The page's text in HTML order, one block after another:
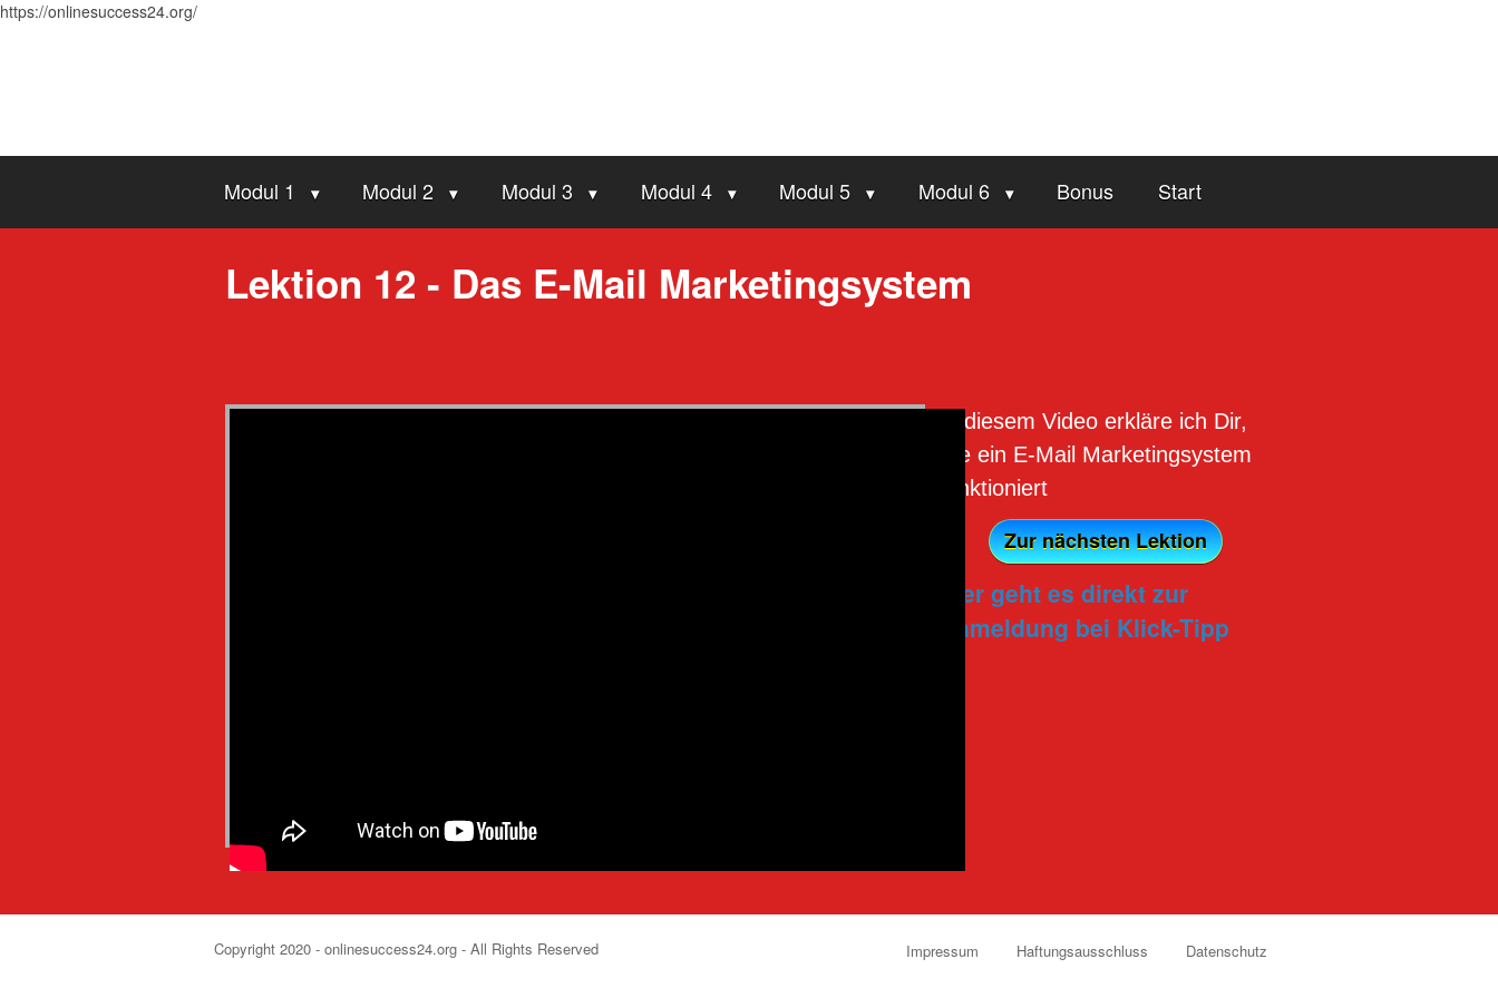
https://onlinesuccess24.org/
Modul 1 Modul 2 Modul 3 Modul 4 Modul 5 Modul 6 Bonus Start
Lektion 12 - Das E-Mail Marketingsystem
In diesem Video erkläre ich Dir,
wie ein E-Mail Marketingsystem
funktioniert
Zur nächsten Lektion
Hier geht es direkt zur
Anmeldung bei Klick-Tipp
Impressum Haftungsausschluss Datenschutz
Copyright 2020 - onlinesuccess24.org - All Rights Reserved